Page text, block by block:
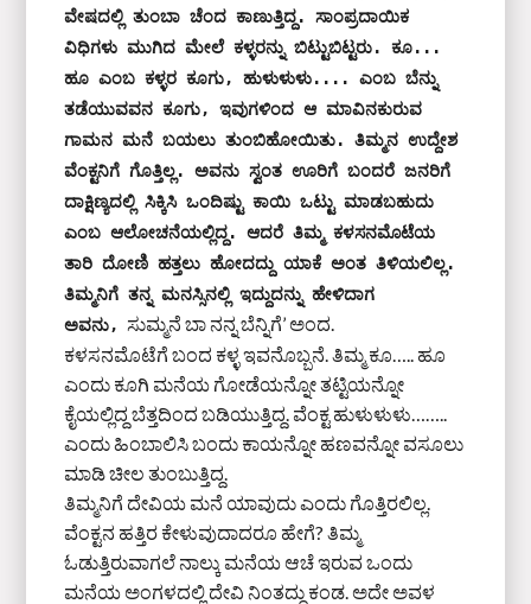
ವೇಷದಲ್ಲಿ ತುಂಬಾ ಚೆಂದ ಕಾಣುತ್ತಿದ್ದ. ಸಾಂಪ್ರದಾಯಿಕ
ವಿಧಿಗಳು ಮುಗಿದ ಮೇಲೆ ಕಳ್ಳರನ್ನು ಬಿಟ್ಟುಬಿಟ್ಟರು. ಕೂ...
ಹೂ ಎಂಬ ಕಳ್ಳರ ಕೂಗು, ಹುಳುಳುಳು.... ಎಂಬ ಬೆನ್ನು
ತಡೆಯುವವನ ಕೂಗು, ಇವುಗಳಿಂದ ಆ ಮಾವಿನಕುರುವ
ಗಾಮನ ಮನೆ ಬಯಲು ತುಂಬಿಹೋಯಿತು. ತಿಮ್ಮನ ಉದ್ದೇಶ
ವೆಂಕ್ಟನಿಗೆ ಗೊತ್ತಿಲ್ಲ. ಅವನು ಸ್ವಂತ ಊರಿಗೆ ಬಂದರೆ ಜನರಿಗೆ
ದಾಕ್ಷಿಣ್ಯದಲ್ಲಿ ಸಿಕ್ಕಿಸಿ ಒಂದಿಷ್ಟು ಕಾಯಿ ಒಟ್ಟು ಮಾಡಬಹುದು
ಎಂಬ ಆಲೋಚನೆಯಲ್ಲಿದ್ದ. ಆದರೆ ತಿಮ್ಮ ಕಳಸನಮೊಟೆಯ
ತಾರಿ ದೋಣಿ ಹತ್ತಲು ಹೋದದ್ದು ಯಾಕೆ ಅಂತ ತಿಳಿಯಲಿಲ್ಲ.
ತಿಮ್ಮನಿಗೆ ತನ್ನ ಮನಸ್ಸಿನಲ್ಲಿ ಇದ್ದುದನ್ನು ಹೇಳಿದಾಗ
ಅವನು, ಸುಮ್ಮನೆ ಬಾ ನನ್ನ ಬೆನ್ನಿಗೆ’ ಅಂದ.
ಕಳಸನಮೊಟೆಗೆ ಬಂದ ಕಳ್ಳ ಇವನೊಬ್ಬನೆ. ತಿಮ್ಮ ಕೂ….. ಹೂ
ಎಂದು ಕೂಗಿ ಮನೆಯ ಗೋಡೆಯನ್ನೋ ತಟ್ಟಿಯನ್ನೋ
ಕೈಯಲ್ಲಿದ್ದ ಬೆತ್ತದಿಂದ ಬಡಿಯುತ್ತಿದ್ದ. ವೆಂಕ್ಟ ಹುಳುಳುಳು……..
ಎಂದು ಹಿಂಬಾಲಿಸಿ ಬಂದು ಕಾಯನ್ನೋ ಹಣವನ್ನೋ ವಸೂಲು
ಮಾಡಿ ಚೀಲ ತುಂಬುತ್ತಿದ್ದ.
ತಿಮ್ಮನಿಗೆ ದೇವಿಯ ಮನೆ ಯಾವುದು ಎಂದು ಗೊತ್ತಿರಲಿಲ್ಲ.
ವೆಂಕ್ಟನ ಹತ್ತಿರ ಕೇಳುವುದಾದರೂ ಹೇಗೆ? ತಿಮ್ಮ
ಓಡುತ್ತಿರುವಾಗಲೆ ನಾಲ್ಕು ಮನೆಯ ಆಚೆ ಇರುವ ಒಂದು
ಮನೆಯ ಅಂಗಳದಲ್ಲಿ ದೇವಿ ನಿಂತದ್ದು ಕಂಡ. ಅದೇ ಅವಳ